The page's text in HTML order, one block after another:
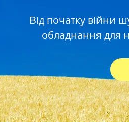
Від початку війни
обладнання для